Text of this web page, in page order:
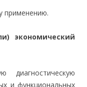
применению.
экономический
диагностическую
и функциональных